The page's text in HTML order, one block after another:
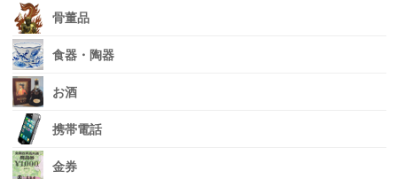
骨董品
食器・陶器
お酒
携帯電話
金券